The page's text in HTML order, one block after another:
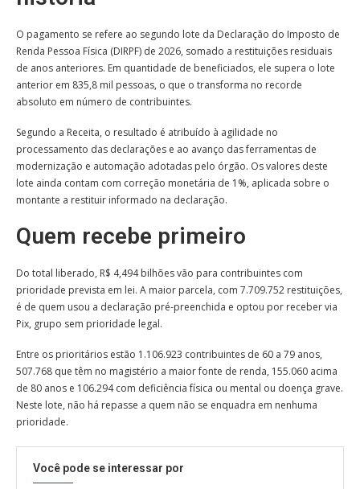
O pagamento se refere ao segundo lote da Declaração do Imposto de
Renda Pessoa Física (DIRPF) de 2026, somado a restituições residuais
de anos anteriores. Em quantidade de beneficiados, ele supera o lote
anterior em 835,8 mil pessoas, o que o transforma no recorde
absoluto em número de contribuintes.
Segundo a Receita, o resultado é atribuído à agilidade no
processamento das declarações e ao avanço das ferramentas de
modernização e automação adotadas pelo órgão. Os valores deste
lote ainda contam com correção monetária de 1%, aplicada sobre o
montante a restituir informado na declaração.
Quem recebe primeiro
Do total liberado, R$ 4,494 bilhões vão para contribuintes com
prioridade prevista em lei. A maior parcela, com 7.709.752 restituições,
é de quem usou a declaração pré-preenchida e optou por receber via
Pix, grupo sem prioridade legal.
Entre os prioritários estão 1.106.923 contribuintes de 60 a 79 anos,
507.768 que têm no magistério a maior fonte de renda, 155.060 acima
de 80 anos e 106.294 com deficiência física ou mental ou doença grave.
Neste lote, não há repasse a quem não se enquadra em nenhuma
prioridade.
Você pode se interessar por